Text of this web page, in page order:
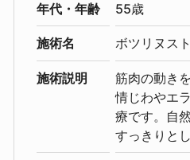
年代・年齢 55歳
施術名 ボツリヌス
施術説明
筋肉の動き
情じわやエ
療です。自
すっきりと